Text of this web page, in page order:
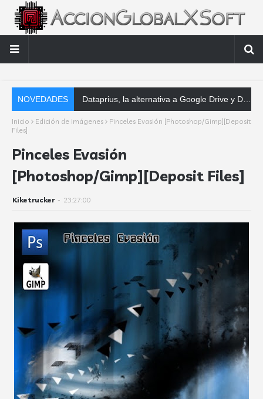
NOVEDADES Dataprius, la alternativa a Google Drive y Dropbox que las empresas deberían conocer
Inicio Edición de imágenes
Pinceles Evasión [Photoshop/Gimp][Deposit
Files]
Pinceles Evasión
[Photoshop/Gimp][Deposit Files]
Kiketrucker - 23:27:00